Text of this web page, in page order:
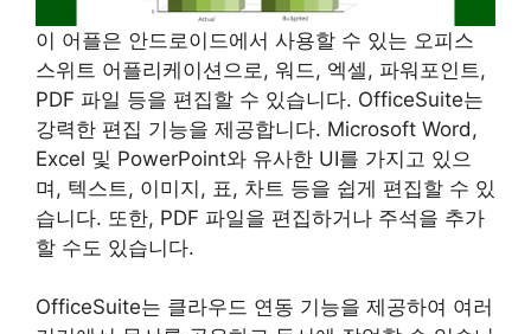
이 어플은 안드로이드에서 사용할 수 있는 오피스
스위트 어플리케이션으로, 워드, 엑셀, 파워포인트,
PDF 파일 등을 편집할 수 있습니다. OfficeSuite는
강력한 편집 기능을 제공합니다. Microsoft Word,
Excel 및 PowerPoint와 유사한 UI를 가지고 있으
며, 텍스트, 이미지, 표, 차트 등을 쉽게 편집할 수 있
습니다. 또한, PDF 파일을 편집하거나 주석을 추가
할 수도 있습니다.
OfficeSuite는 클라우드 연동 기능을 제공하여 여러